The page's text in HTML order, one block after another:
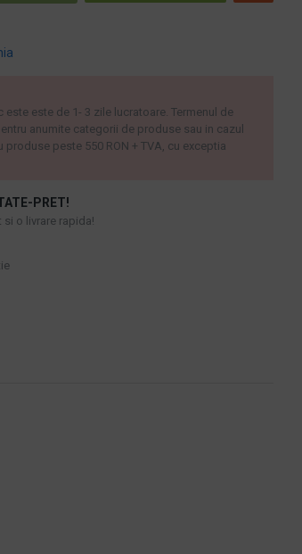
PRET!
o livrare rapida!
este de 1- 3 zile lucratoare. Termenul de
anumite categorii de produse sau in cazul
peste 550 RON + TVA, cu exceptia